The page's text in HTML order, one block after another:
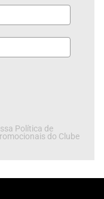
Política de
do Clube